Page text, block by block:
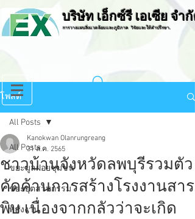
บริษัท เอ็กซ์รี เอเซีย จำกัด
การวางแผนสิ่งแวดล้อมและภูมิภาค วิจัยและให้คำปรึกษา.
โพสต์
All Posts
ขยะมูลฝอยชุมชน
ขยะอุตสาหกรรม
พลังงาน
All Posts
ชาวบ้านจังหวัดลพบุรีรวมตัว
คัดค้านการสร้างโรงงานสาร
พิษ เนื่องจากกลัวว่าจะเกิด
Kanokwan Olanrungreang
31 ส.ค. 2565